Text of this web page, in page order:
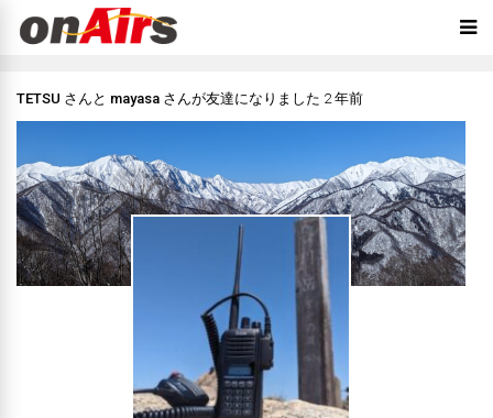
TETSU さんと mayasa さんが友達になりました 2 年前